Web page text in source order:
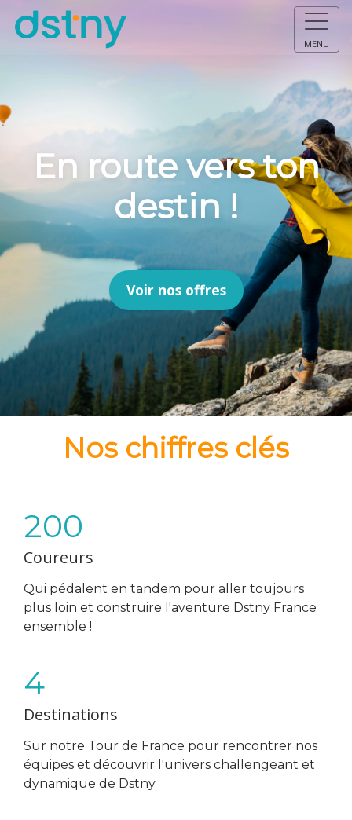
MENU
En route vers ton
destin !
Voir nos offres
Nos chiffres clés
200
Coureurs
Qui pédalent en tandem pour aller toujours
plus loin et construire l'aventure Dstny France
ensemble !
4
Destinations
Sur notre Tour de France pour rencontrer nos
équipes et découvrir l'univers challengeant et
dynamique de Dstny